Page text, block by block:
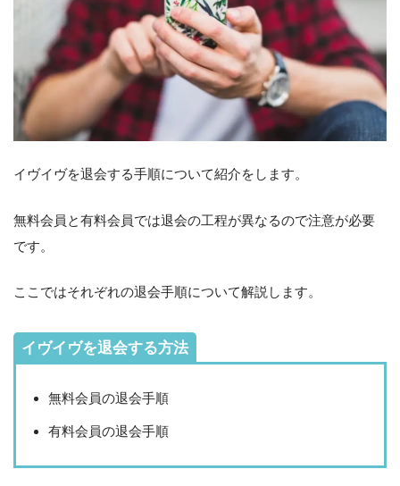
イヴイヴを退会する手順について紹介をします。
無料会員と有料会員では退会の工程が異なるので注意が必要
です。
ここではそれぞれの退会手順について解説します。
イヴイヴを退会する方法
無料会員の退会手順
有料会員の退会手順